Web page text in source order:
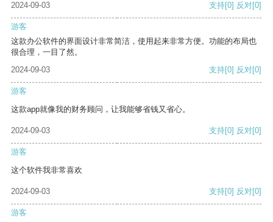
2024-09-03 支持[0] 反对[0]
游客
这款办公软件的界面设计非常简洁，使用起来非常方便。功能的布局也
很合理，一目了然。
2024-09-03
支持[0] 反对[0]
游客
这款app就像我的财务顾问，让我能够省钱又省心。
2024-09-03 支持[0] 反对[0]
游客
这个软件我非常喜欢
2024-09-03 支持[0] 反对[0]
游客